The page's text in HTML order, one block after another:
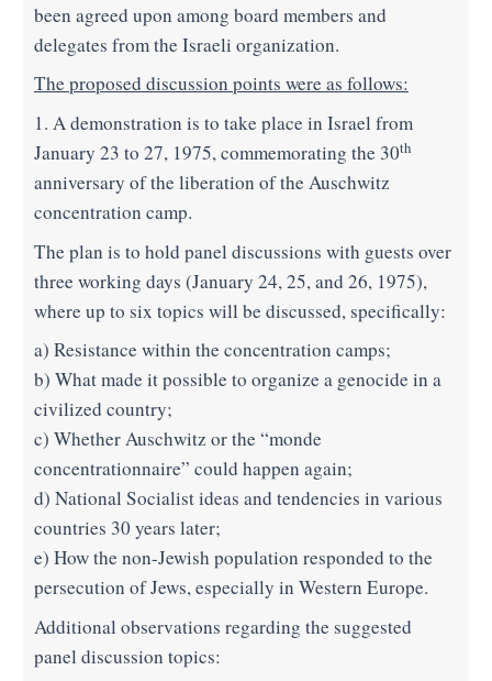
been agreed upon among board members and
delegates from the Israeli organization.
The proposed discussion points were as follows:
1. A demonstration is to take place in Israel from
January 23 to 27, 1975, commemorating the 30th
anniversary of the liberation of the Auschwitz
concentration camp.
The plan is to hold panel discussions with guests over
three working days (January 24, 25, and 26, 1975),
where up to six topics will be discussed, specifically:
a) Resistance within the concentration camps;
b) What made it possible to organize a genocide in a
civilized country;
c) Whether Auschwitz or the “monde
concentrationnaire” could happen again;
d) National Socialist ideas and tendencies in various
countries 30 years later;
e) How the non-Jewish population responded to the
persecution of Jews, especially in Western Europe.
Additional observations regarding the suggested
panel discussion topics: